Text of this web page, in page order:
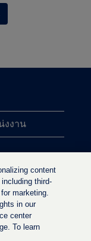
งงาน
นิยม
ว
content
third-
marketing.
in our
center
To learn